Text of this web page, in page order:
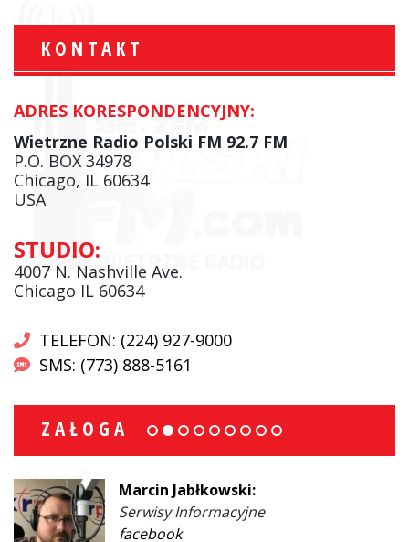
KONTAKT
ADRES KORESPONDENCYJNY:
Wietrzne Radio Polski FM 92.7 FM
P.O. BOX 34978
Chicago, IL 60634
USA
STUDIO:
4007 N. Nashville Ave.
Chicago IL 60634
TELEFON: (224) 927-9000
SMS: (773) 888-5161
ZAŁOGA
Marcin Jabłkowski:
Serwisy Informacyjne
facebook